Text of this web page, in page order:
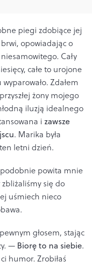
piegi zdobiące jej
brwi, opowiadając o
Cały
całe to urojone
Zdałem
żony mojego
iluzją idealnego
i zawsze
. Marika była
letni dzień.
powita mnie
się do
uśmiech nieco
głosem, stając
— Biorę to na siebie.
humor. Zrobiłaś